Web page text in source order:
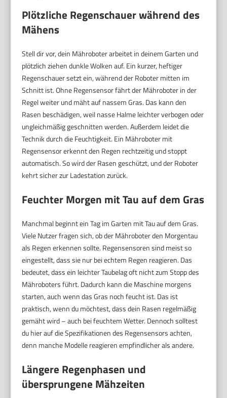
Plötzliche Regenschauer während des
Mähens
Stell dir vor, dein Mähroboter arbeitet in deinem Garten und
plötzlich ziehen dunkle Wolken auf. Ein kurzer, heftiger
Regenschauer setzt ein, während der Roboter mitten im
Schnitt ist. Ohne Regensensor fährt der Mähroboter in der
Regel weiter und mäht auf nassem Gras. Das kann den
Rasen beschädigen, weil nasse Halme leichter verbogen oder
ungleichmäßig geschnitten werden. Außerdem leidet die
Technik durch die Feuchtigkeit. Ein Mähroboter mit
Regensensor erkennt den Regen rechtzeitig und stoppt
automatisch. So wird der Rasen geschützt, und der Roboter
kehrt sicher zur Ladestation zurück.
Feuchter Morgen mit Tau auf dem Gras
Manchmal beginnt ein Tag im Garten mit Tau auf dem Gras.
Viele Nutzer fragen sich, ob der Mähroboter den Morgentau
als Regen erkennen sollte. Regensensoren sind meist so
eingestellt, dass sie nur bei echtem Regen reagieren. Das
bedeutet, dass ein leichter Taubelag oft nicht zum Stopp des
Mähroboters führt. Dadurch kann die Maschine morgens
starten, auch wenn das Gras noch feucht ist. Das ist
praktisch, wenn du möchtest, dass dein Rasen regelmäßig
gemäht wird – auch bei feuchtem Wetter. Dennoch solltest
du hier auf die Spezifikationen des Regensensors achten,
denn manche Modelle reagieren empfindlicher als andere.
Längere Regenphasen und
übersprungene Mähzeiten